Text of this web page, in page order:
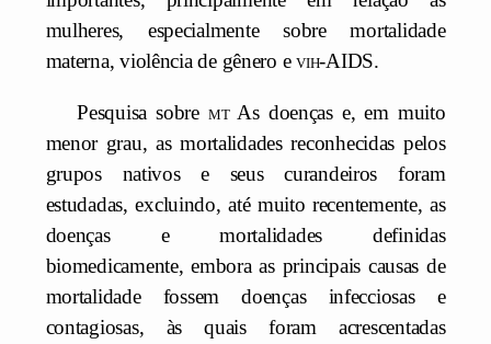
mulheres, especialmente sobre mortalidade
materna, violência de gênero evih-AIDS.
Pesquisa sobre mtAs doenças e, em muito
menor grau, as mortalidades reconhecidas pelos
grupos nativos e seus curandeiros foram
estudadas, excluindo, até muito recentemente, as
doenças e mortalidades definidas
biomedicamente, embora as principais causas de
mortalidade fossem doenças infecciosas e
contagiosas, às quais foram acrescentadas